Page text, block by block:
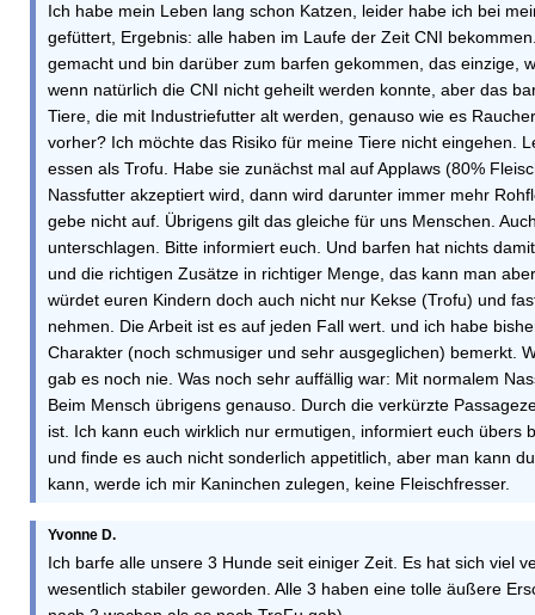
Ich habe mein Leben lang schon Katzen, leider habe ich bei
gefüttert, Ergebnis: alle haben im Laufe der Zeit CNI
gemacht und bin darüber zum barfen gekommen, das einzige,
wenn natürlich die CNI nicht geheilt werden konnte, aber das
Tiere, die mit Industriefutter alt werden, genauso wie es
vorher? Ich möchte das Risiko für meine Tiere nicht eingehen.
essen als Trofu. Habe sie zunächst mal auf Applaws (80%
Nassfutter akzeptiert wird, dann wird darunter immer mehr
gebe nicht auf. Übrigens gilt das gleiche für uns Menschen.
unterschlagen. Bitte informiert euch. Und barfen hat nichts
und die richtigen Zusätze in richtiger Menge, das kann man
würdet euren Kindern doch auch nicht nur Kekse (Trofu) und
nehmen. Die Arbeit ist es auf jeden Fall wert. und ich habe
Charakter (noch schmusiger und sehr ausgeglichen) bemerkt.
gab es noch nie. Was noch sehr auffällig war: Mit normalem
Beim Mensch übrigens genauso. Durch die verkürzte
ist. Ich kann euch wirklich nur ermutigen, informiert euch
und finde es auch nicht sonderlich appetitlich, aber man kann
kann, werde ich mir Kaninchen zulegen, keine Fleischfresser.
Yvonne D.
Ich barfe alle unsere 3 Hunde seit einiger Zeit. Es hat sich viel
wesentlich stabiler geworden. Alle 3 haben eine tolle äußere